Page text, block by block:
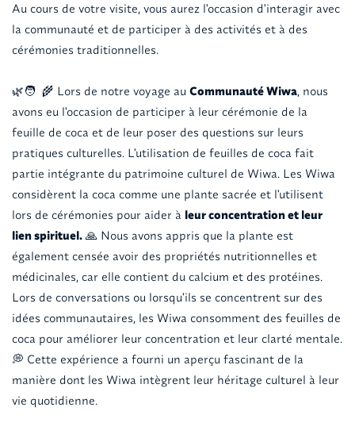
Au cours de votre visite, vous aurez l'occasion d'interagir avec
la communauté et de participer à des activités et à des
cérémonies traditionnelles.
🌿🧑 ‍ 🌾 Lors de notre voyage au Communauté Wiwa, nous
avons eu l'occasion de participer à leur cérémonie de la
feuille de coca et de leur poser des questions sur leurs
pratiques culturelles. L'utilisation de feuilles de coca fait
partie intégrante du patrimoine culturel de Wiwa. Les Wiwa
considèrent la coca comme une plante sacrée et l'utilisent
lors de cérémonies pour aider à leur concentration et leur
lien spirituel.🙏 Nous avons appris que la plante est
également censée avoir des propriétés nutritionnelles et
médicinales, car elle contient du calcium et des protéines.
Lors de conversations ou lorsqu'ils se concentrent sur des
idées communautaires, les Wiwa consomment des feuilles de
coca pour améliorer leur concentration et leur clarté mentale.
💭 Cette expérience a fourni un aperçu fascinant de la
manière dont les Wiwa intègrent leur héritage culturel à leur
vie quotidienne.